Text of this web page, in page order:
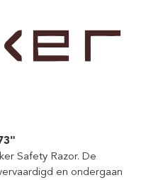
Safety Razor. De
en ondergaan